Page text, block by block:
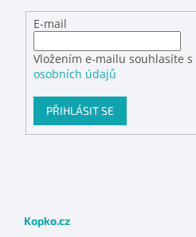
E-mail
Vložením e-mailu souhlasíte s
osobních údajů
PŘIHLÁSIT SE
Kopko.cz